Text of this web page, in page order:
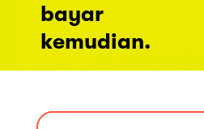
bayar
kemudian.